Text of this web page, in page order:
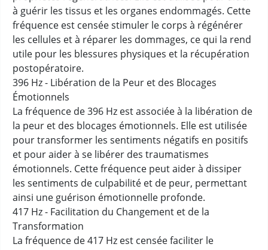
à guérir les tissus et les organes endommagés. Cette
fréquence est censée stimuler le corps à régénérer
les cellules et à réparer les dommages, ce qui la rend
utile pour les blessures physiques et la récupération
postopératoire.
396 Hz - Libération de la Peur et des Blocages
Émotionnels
La fréquence de 396 Hz est associée à la libération de
la peur et des blocages émotionnels. Elle est utilisée
pour transformer les sentiments négatifs en positifs
et pour aider à se libérer des traumatismes
émotionnels. Cette fréquence peut aider à dissiper
les sentiments de culpabilité et de peur, permettant
ainsi une guérison émotionnelle profonde.
417 Hz - Facilitation du Changement et de la
Transformation
La fréquence de 417 Hz est censée faciliter le